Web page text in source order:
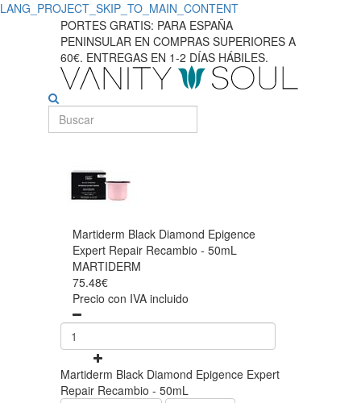
LANG_PROJECT_SKIP_TO_MAIN_CONTENT
PORTES GRATIS: PARA ESPAÑA
PENINSULAR EN COMPRAS SUPERIORES A
60€. ENTREGAS EN 1-2 DÍAS HÁBILES.
Martiderm Black Diamond Epigence
Expert Repair Recambio - 50mL
MARTIDERM
75.48€
Precio con IVA incluido
Martiderm Black Diamond Epigence Expert
Repair Recambio - 50mL